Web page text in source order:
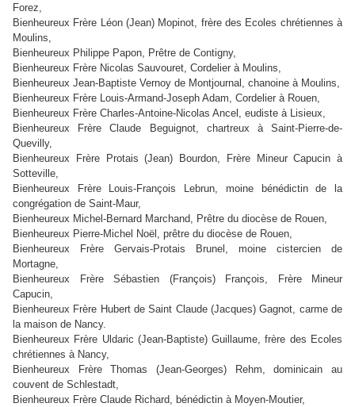
Forez,
Bienheureux Frère Léon (Jean) Mopinot, frère des Ecoles chrétiennes à
Moulins,
Bienheureux Philippe Papon, Prêtre de Contigny,
Bienheureux Frère Nicolas Sauvouret, Cordelier à Moulins,
Bienheureux Jean-Baptiste Vernoy de Montjournal , chanoine à Moulins,
Bienheureux Frère Louis-Armand-Joseph Adam, Cordelier à Rouen,
Bienheureux Frère Charles-Antoine-Nicolas Ancel , eudiste à Lisieux,
Bienheureux Frère Claude Beguignot, chartreux à Saint-Pierre-de-
Quevilly,
Bienheureux Frère Protais (Jean) Bourdon, Frère Mineur Capucin à
Sotteville,
Bienheureux Frère Louis-François Lebrun, moine bénédictin de la
congrégation de Saint-Maur,
Bienheureux Michel-Bernard Marchand, Prêtre du diocèse de Rouen,
Bienheureux Pierre-Michel Noël , prêtre du diocèse de Rouen,
Bienheureux Frère Gervais-Protais Brunel , moine cistercien de
Mortagne,
Bienheureux Frère Sébastien (François) François, Frère Mineur
Capucin,
Bienheureux Frère Hubert de Saint Claude (Jacques) Gagnot, carme de
la maison de Nancy.
Bienheureux Frère Uldaric (Jean-Baptiste) Guillaume, frère des Ecoles
chrétiennes à Nancy,
Bienheureux Frère Thomas (Jean-Georges) Rehm, dominicain au
couvent de Schlestadt,
Bienheureux Frère Claude Richard, bénédictin à Moyen-Moutier,